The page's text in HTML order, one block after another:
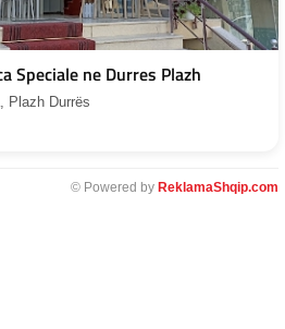
Speciale ne Durres Plazh
Plazh Durrës
© Powered by ReklamaShqip.com